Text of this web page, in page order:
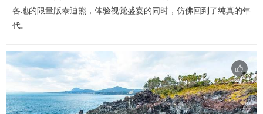
各地的限量版泰迪熊，体验视觉盛宴的同时，仿佛回到了纯真的年
代。